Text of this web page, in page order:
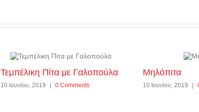
Τεμπέλικη Πίτα με Γαλοπούλα
10 Ιουνίου, 2019 | 0 Comments
Μηλόπιτα
10 Ιουνίου, 2019 |